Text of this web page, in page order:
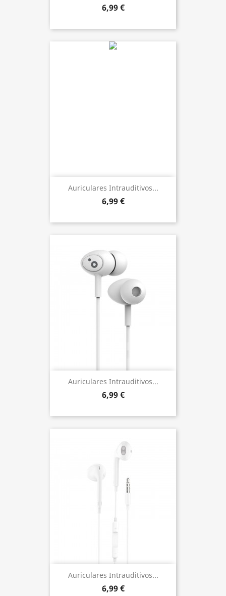
6,99 €
Auriculares Intrauditivos...
6,99 €
Auriculares Intrauditivos...
6,99 €
Auriculares Intrauditivos...
6,99 €